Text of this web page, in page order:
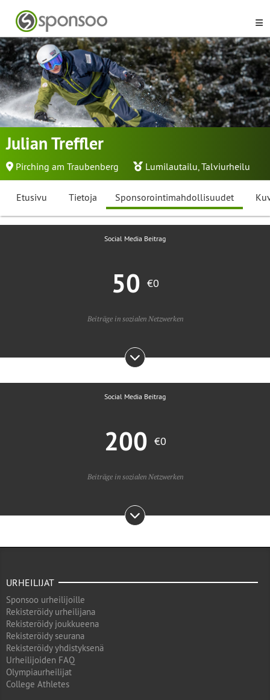
Julian Treffler
Pirching am Traubenberg Lumilautailu,Talviurheilu
Etusivu Tietoja Sponsorointimahdollisuudet
Social Media Beitrag
50 €0
Beiträge in sozialen Netzwerken
Social Media Beitrag
200 €0
Beiträge in sozialen Netzwerken
URHEILIJAT
Sponsoo urheilijoille
Rekisteröidy urheilijana
Rekisteröidy joukkueena
Rekisteröidy seurana
Rekisteröidy yhdistyksenä
Urheilijoiden FAQ
Olympiaurheilijat
College Athletes